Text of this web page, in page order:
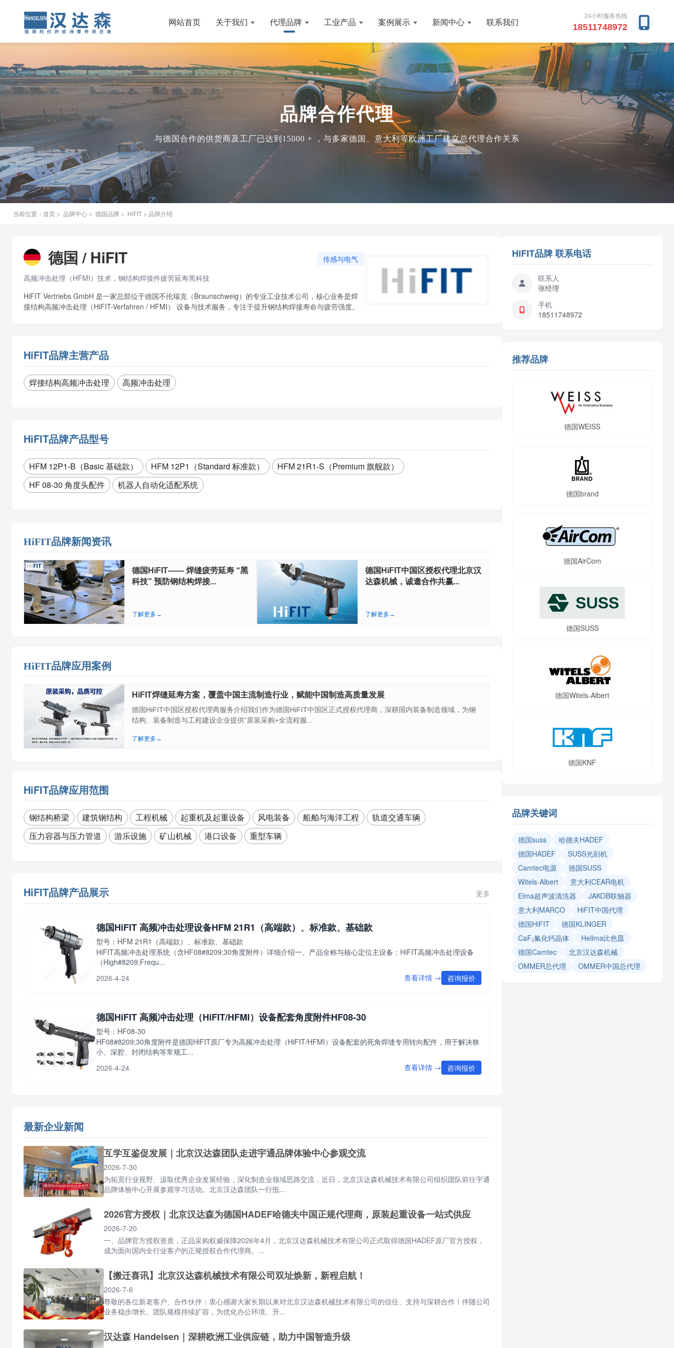
网站首页 关于我们 代理品牌 工业产品 案例展示 新闻中心 联系我们
24小时服务热线
18511748972
品牌合作代理
与德国合作的供货商及工厂已达到15000 + ，与多家德国、意大利等欧洲工厂建立总代理合作关系
当前位置： 首页> 品牌中心> 德国品牌> HiFIT> 品牌介绍
德国 / HiFIT
传感与电气
高频冲击处理（HFMI）技术，钢结构焊接件疲劳延寿黑科技
HiFIT Vertriebs GmbH 是一家总部位于德国不伦瑞克（Braunschweig）的专业工业技术公司，核心业务是焊
接结构高频冲击处理（HiFIT-Verfahren / HFMI） 设备与技术服务，专注于提升钢结构焊接寿命与疲劳强度。
HiFIT品牌主营产品
焊接结构高频冲击处理 高频冲击处理
HiFIT品牌产品型号
HFM 12P1‑B（Basic 基础款） HFM 12P1（Standard 标准款）
HFM 21R1‑S（Premium 旗舰款）
HF 08‑30 角度头配件
机器人自动化适配系统
HiFIT品牌新闻资讯
德国HiFIT—— 焊缝疲劳延寿 “黑
科技” 预防钢结构焊接...
了解更多→
德国HiFIT中国区授权代理北京汉
达森机械，诚邀合作共赢...
了解更多→
HiFIT品牌应用案例
HiFIT焊缝延寿方案，覆盖中国主流制造行业，赋能中国制造高质量发展
德国HiFIT中国区授权代理商服务介绍我们作为德国HiFIT中国区正式授权代理商，深耕国内装备制造领域，为钢
结构、装备制造与工程建设企业提供“原装采购+全流程服...
了解更多→
HiFIT品牌应用范围
钢结构桥梁 建筑钢结构 工程机械 起重机及起重设备 风电装备 船舶与海洋工程
轨道交通车辆
压力容器与压力管道
游乐设施 矿山机械 港口设备 重型车辆
HiFIT品牌产品展示 更多
德国HiFIT 高频冲击处理设备HFM 21R1（高端款）、标准款、基础款
型号：HFM 21R1（高端款）、标准款、基础款
HiFIT高频冲击处理系统（含HF08#8209;30角度附件）详细介绍一、产品全称与核心定位主设备：HiFIT高频冲击处理设备
（High#8209;Frequ...
2026-4-24
查看详情 → 咨询报价
德国HiFIT 高频冲击处理（HiFIT/HFMI）设备配套角度附件HF08-30
型号：HF08-30
HF08#8209;30角度附件是德国HiFIT原厂专为高频冲击处理（HiFIT/HFMI）设备配套的死角焊缝专用转向配件，用于解决狭
小、深腔、封闭结构等常规工...
2026-4-24
查看详情 → 咨询报价
最新企业新闻
互学互鉴促发展｜北京汉达森团队走进宇通品牌体验中心参观交流
2026-7-30
为拓宽行业视野、汲取优秀企业发展经验，深化制造业领域思路交流，近日，北京汉达森机械技术有限公司组织团队前往宇通
品牌体验中心开展参观学习活动。北京汉达森团队一行抵...
2026官方授权｜北京汉达森为德国HADEF哈德夫中国正规代理商，原装起重设备一站式供应
2026-7-20
一、品牌官方授权资质，正品采购权威保障2026年4月，北京汉达森机械技术有限公司正式取得德国HADEF原厂官方授权，
成为面向国内全行业客户的正规授权合作代理商。...
【搬迁喜讯】北京汉达森机械技术有限公司双址焕新，新程启航！
2026-7-6
尊敬的各位新老客户、合作伙伴：衷心感谢大家长期以来对北京汉达森机械技术有限公司的信任、支持与深耕合作！伴随公司
业务稳步增长、团队规模持续扩容，为优化办公环境、升...
汉达森 Handelsen｜深耕欧洲工业供应链，助力中国智造升级
HiFIT品牌 联系电话
联系人
张经理
手机
18511748972
推荐品牌
德国WEISS
德国brand
德国AirCom
德国SUSS
德国Witels-Albert
德国KNF
品牌关键词
​德国suss
哈德夫HADEF
德国HADEF
SUSS光刻机
Camtec电源
德国SUSS
Witels‑Albert
意大利CEAR电机
Elma超声波清洗器
JAKOB联轴器
意大利MARCO
HiFIT中国代理
德国HiFIT
德国KLINGER
CaF₂氟化钙晶体
Hellma比色皿
德国Camtec
北京汉达森机械
OMMER总代理
OMMER中国总代理